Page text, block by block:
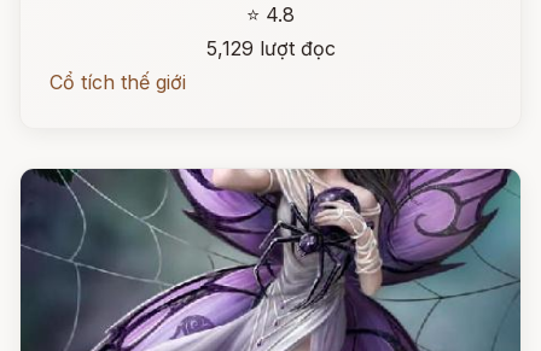
⭐ 4.8
5,129 lượt đọc
Cổ tích thế giới